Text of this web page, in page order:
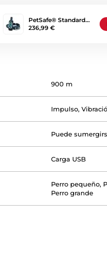
PetSafe® Standard…
236,99 €
900 m
Impulso,
Puede
Carga USB
Perro pequeño,
Perro grande